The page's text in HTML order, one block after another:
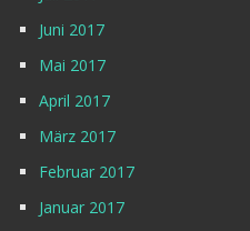
Juni 2017
Mai 2017
April 2017
März 2017
Februar 2017
Januar 2017